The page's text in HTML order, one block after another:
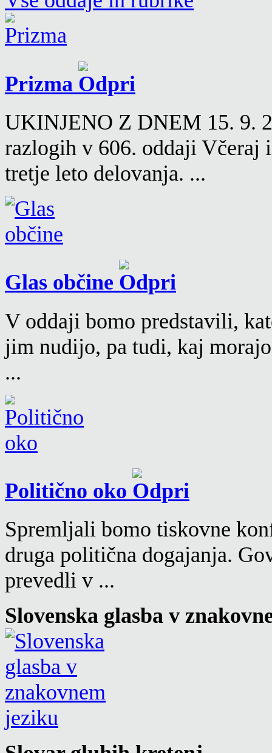
Prizma
UKINJENO Z DNEM 15. 9.
razlogih v 606. oddaji Včeraj
tretje leto delovanja. ...
Glas občine
V oddaji bomo predstavili,
jim nudijo, pa tudi, kaj
...
Politično oko
Spremljali bomo tiskovne
druga politična dogajanja.
prevedli v ...
Slovenska glasba v